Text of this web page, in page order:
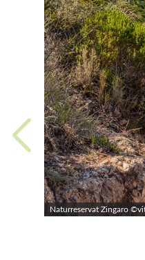
Naturreservat Zingaro